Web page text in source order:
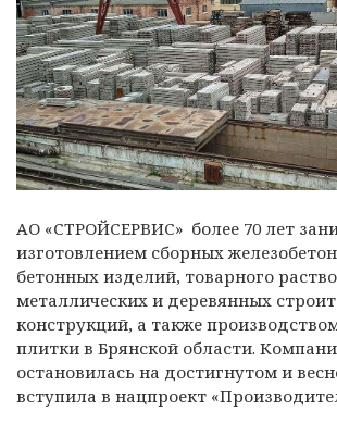
АО «СТРОЙСЕРВИС» более 70 лет
изготовлением сборных
бетонных изделий, товарного
металлических и деревянных
конструкций, а также
плитки в Брянской области.
остановилась на достигнутом и
вступила в нацпроект